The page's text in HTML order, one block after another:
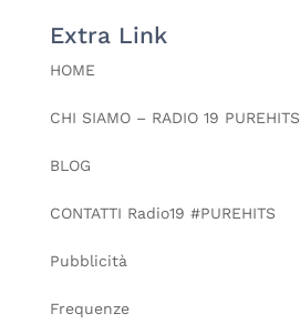
Extra Link
HOME
CHI SIAMO – RADIO 19 PUREHITS
BLOG
CONTATTI Radio19 #PUREHITS
Pubblicità
Frequenze